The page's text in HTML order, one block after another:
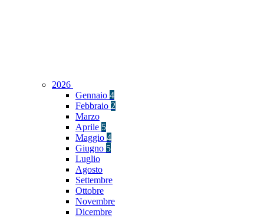
2026
Gennaio 4
Febbraio 2
Marzo
Aprile 5
Maggio 4
Giugno 5
Luglio
Agosto
Settembre
Ottobre
Novembre
Dicembre